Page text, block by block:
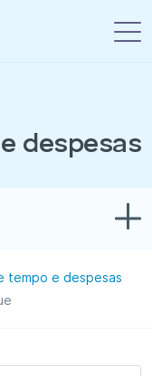
despesas
tempo e despesas